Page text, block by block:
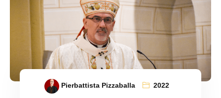
Pierbattista Pizzaballa
2022